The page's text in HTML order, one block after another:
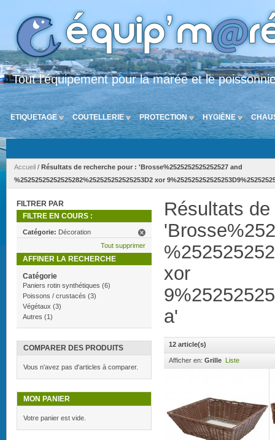
Tout l'équipement pour la marée et le
ETIQUETAGE COUTELLERIE PROTECTION HYGIÈNE
Accueil / Résultats de recherche pour : 'Brosse%2525252525252527 and
%25252525252525282%252525252525253D2 xor
Résultats
xor
a'
12 article(s)
Afficher en: Grille Liste
FILTRER PAR
FILTRE EN COURS :
Catégorie: Décoration
Tout supprimer
AFFINER LA RECHERCHE
Catégorie
Paniers rotin synthétiques (6)
Poissons / crustacés (3)
Végétaux (3)
Autres (1)
COMPARER DES PRODUITS
Vous n'avez pas d'articles à comparer.
MON PANIER
Votre panier est vide.